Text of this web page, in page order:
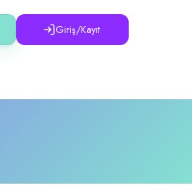
Giriş/Kayıt